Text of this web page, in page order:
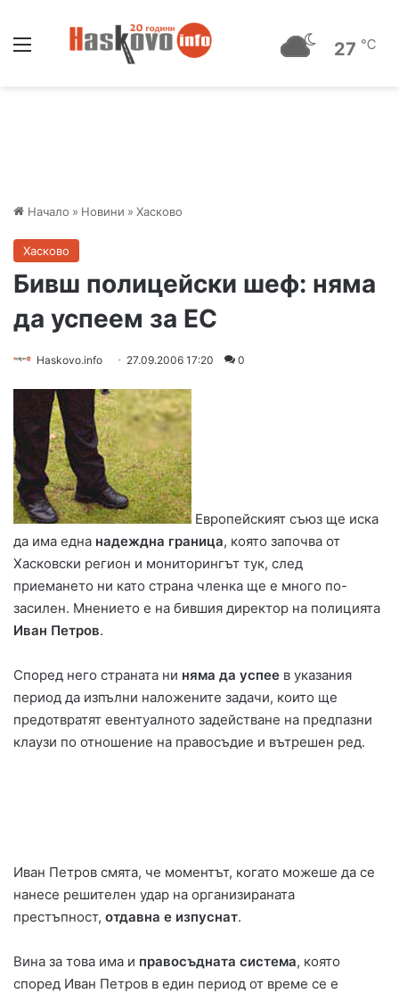
27 ℃
Начало » Новини » Хасково
Хасково
Бивш полицейски шеф: няма
да успеем за ЕС
Haskovo.info 27.09.2006 17:20 0
Европейският съюз ще иска
да има една надеждна граница, която започва от
Хасковски регион и мониторингът тук, след
приемането ни като страна членка ще е много по-
засилен. Мнението е на бившия директор на полицията
Иван Петров.
Според него страната ни няма да успее в указания
период да изпълни наложените задачи, които ще
предотвратят евентуалното задействане на предпазни
клаузи по отношение на правосъдие и вътрешен ред.
Иван Петров смята, че моментът, когато можеше да се
нанесе решителен удар на организираната
престъпност, отдавна е изпуснат.
Вина за това има и правосъдната система, която
според Иван Петров в един период от време се е